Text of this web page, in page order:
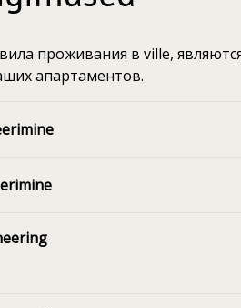
проживания в ville,
апартаментов.